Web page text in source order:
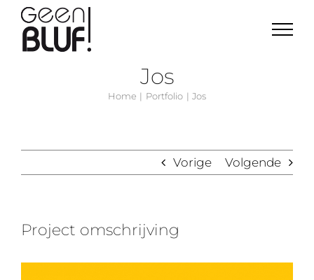
naar
inhoud
Jos
Home Portfolio Jos
Vorige Volgende
Project omschrijving